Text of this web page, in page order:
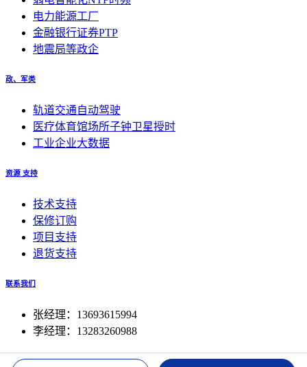
电力能源工厂
金融银行证券PTP
地震局等政企
政、军类
轨道交通自动驾驶
医疗体育馆场所子钟卫星授时
工业企业大数据
资源 支持
技术支持
保修订购
项目支持
退货支持
联系我们
张经理：13693615994
李经理：13283260988
© 2024 北京山河锦绣科技开发中心, 山河电子Inc.|京ICP备